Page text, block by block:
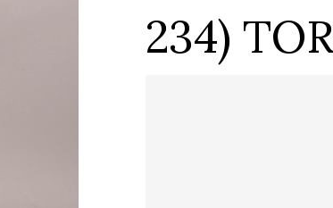
234)